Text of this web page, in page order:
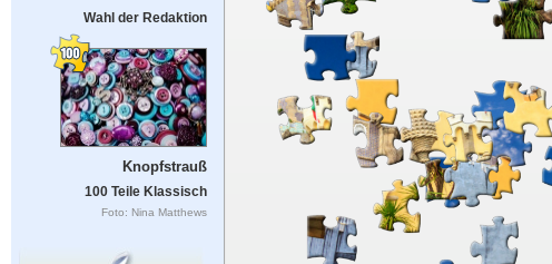
Wahl der Redaktion
Knopfstrauß
100 Teile Klassisch
Foto: Nina Matthews